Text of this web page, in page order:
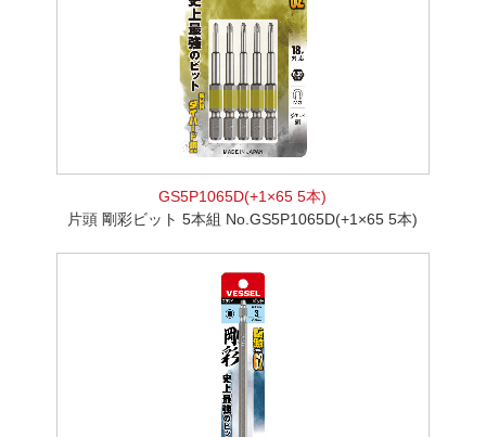
GS5P1065D(+1×65 5本)
片頭 剛彩ビット 5本組 No.GS5P1065D(+1×65 5本)